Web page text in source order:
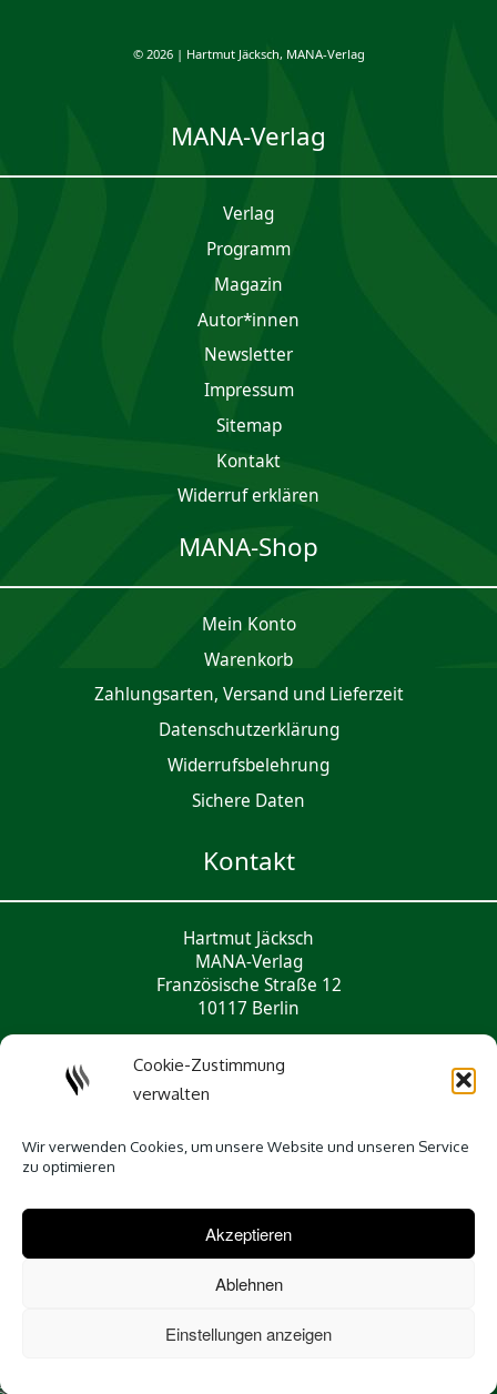
Cookie-Zustimmung
verwalten
Wir verwenden Cookies, um unsere Website und unseren Service
zu optimieren
Akzeptieren
Ablehnen
Einstellungen anzeigen
© 2026 | Hartmut Jäcksch, MANA-Verlag
MANA-Verlag
Verlag
Programm
Magazin
Autor*innen
Newsletter
Impres­sum
Sitemap
Kontakt
Widerruf erklären
MANA-Shop
Mein Konto
Waren­korb
Zahlungsarten, Versand und Lieferzeit
Daten­schutz­er­klärung
Widerrufsbelehrung
Sichere Daten
Kontakt
Hartmut Jäcksch
MANA-Verlag
Französische Straße 12
10117 Berlin
mail@mana-verlag.de